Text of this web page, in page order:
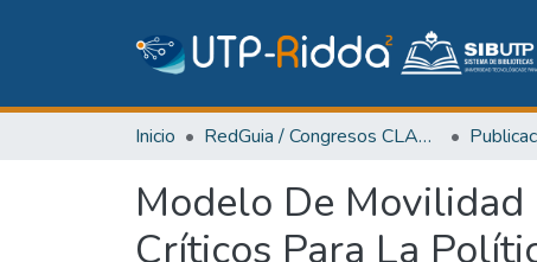
Inicio RedGuia / Congresos CLABES
Modelo De
Críticos Para La